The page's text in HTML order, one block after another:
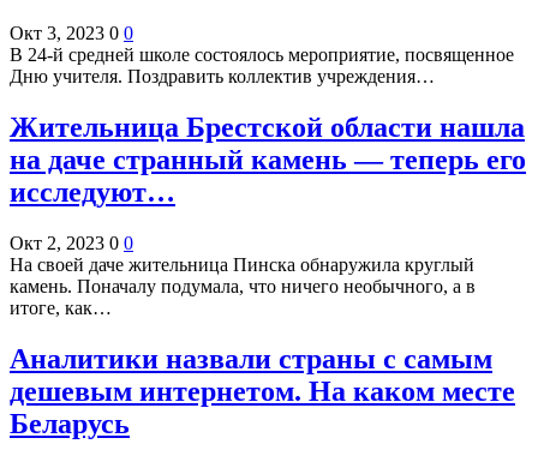
Окт 3, 2023 0 0
В 24-й средней школе состоялось мероприятие, посвященное
Дню учителя. Поздравить коллектив учреждения…
Жительница Брестской области нашла
на даче странный камень — теперь его
исследуют…
Окт 2, 2023 0 0
На своей даче жительница Пинска обнаружила круглый
камень. Поначалу подумала, что ничего необычного, а в
итоге, как…
Аналитики назвали страны с самым
дешевым интернетом. На каком месте
Беларусь